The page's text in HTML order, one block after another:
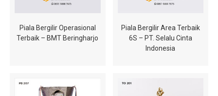
Piala Bergilir Operasional
Terbaik – BMT Beringharjo
Piala Bergilir Area Terbaik
6S – PT. Selalu Cinta
Indonesia